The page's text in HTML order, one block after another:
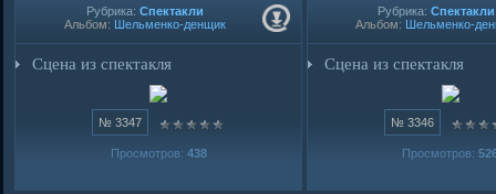
Рубрика: Спектакли
Альбом: Шельменко-денщик
Сцена из спектакля
№ 3347
Просмотров: 438
Рубрика: Спектакли
Альбом: Шельменко-
Сцена из спектакля
№ 3346
Просмотров: